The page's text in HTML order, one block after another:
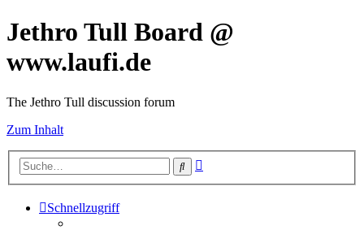
Jethro Tull Board @
www.laufi.de
The Jethro Tull discussion forum
Zum Inhalt
Suche
Schnellzugriff